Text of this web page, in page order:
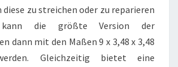
zu streichen oder zu reparieren
die größte Version der
dann mit den Maßen 9 x 3,48 x 3,48
Gleichzeitig bietet eine